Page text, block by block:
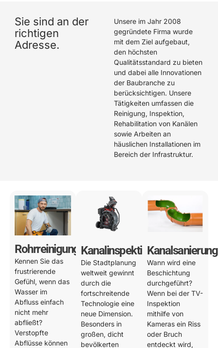
Sie sind an der
richtigen
Adresse.
Unsere im Jahr 2008
gegründete Firma wurde
mit dem Ziel aufgebaut,
den höchsten
Qualitätsstandard zu bieten
und dabei alle Innovationen
der Baubranche zu
berücksichtigen. Unsere
Tätigkeiten umfassen die
Reinigung, Inspektion,
Rehabilitation von Kanälen
sowie Arbeiten an
häuslichen Installationen im
Bereich der Infrastruktur.
Rohrreinigung
Kennen Sie das
frustrierende
Gefühl, wenn das
Wasser im
Abfluss einfach
nicht mehr
abfließt?
Verstopfte
Abflüsse können
Kanalinspektion
Die Stadtplanung
weltweit gewinnt
durch die
fortschreitende
Technologie eine
neue Dimension.
Besonders in
großen, dicht
bevölkerten
Kanalsanierung
Wann wird eine
Beschichtung
durchgeführt?
Wenn bei der TV-
Inspektion
mithilfe von
Kameras ein Riss
oder Bruch
entdeckt wird,